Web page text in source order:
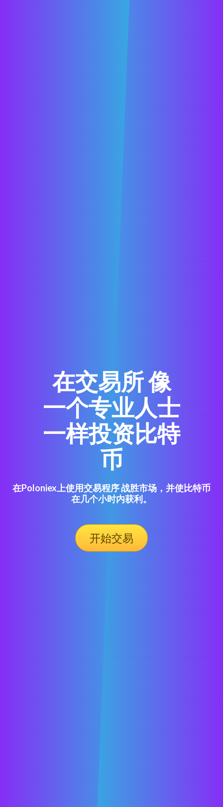
在交易所 像
一个专业人士
一样投资比特
币
在Poloniex上使用交易程序 战胜市场，并使比特币
在几个小时内获利。
开始交易